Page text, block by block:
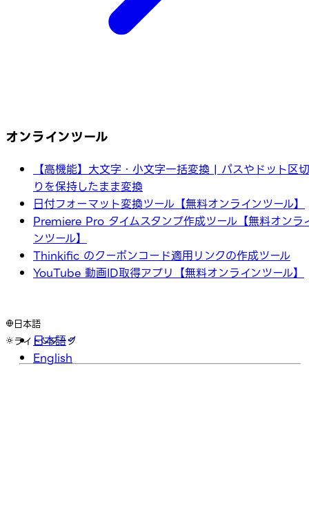
オンラインツール
【高機能】大文字・小文字一括変換 | パスやドット区切
りを保持したまま変換
日付フォーマット変換ツール【無料オンラインツール】
Premiere Pro タイムスタンプ作成ツール【無料オンラ
ンツール】
Thinkific のクーポンコード適用リンクの作成ツール
YouTube 動画ID取得アプリ【無料オンラインツール】
日本語
日本語
English
ライト ダーク